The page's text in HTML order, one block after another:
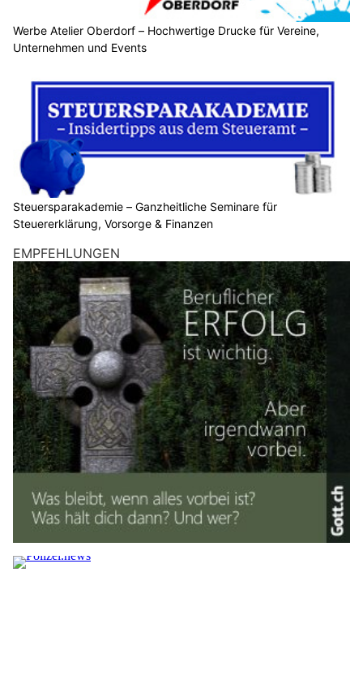
Werbe Atelier Oberdorf – Hochwertige Drucke für Vereine,
Unternehmen und Events
Steuersparakademie – Ganzheitliche Seminare für
Steuererklärung, Vorsorge & Finanzen
EMPFEHLUNGEN